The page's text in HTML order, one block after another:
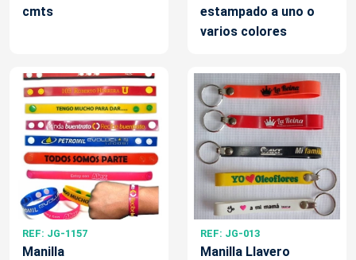
cmts
estampado a uno o
varios colores
REF: JG-1157
Manilla
REF: JG-013
Manilla Llavero